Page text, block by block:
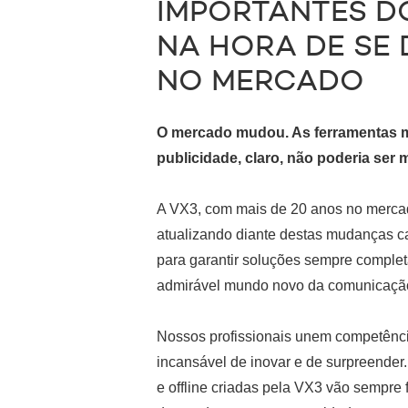
IMPORTANTES
NA HORA DE SE
NO MERCADO
O mercado mudou. As ferramentas
publicidade, claro, não poderia ser
A VX3, com mais de 20 anos no
atualizando diante destas mudanças
para garantir soluções sempre
admirável mundo novo da
Nossos profissionais unem
incansável de inovar e de
e offline criadas pela VX3 vão sempre